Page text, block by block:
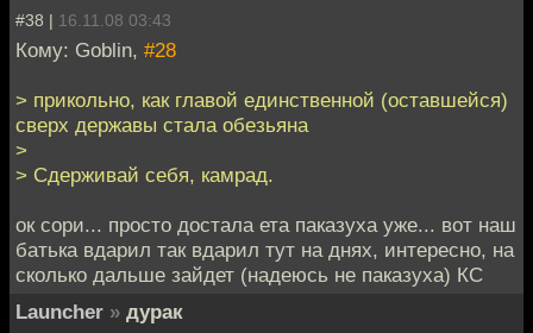
#38 | 16.11.08 03:43
Кому: Goblin, #28
> прикольно, как главой единственной (оставшейся)
сверх державы стала обезьяна
>
> Сдерживай себя, камрад.
ок сори... просто достала ета паказуха уже... вот наш
батька вдарил так вдарил тут на днях, интересно, на
сколько дальше зайдет (надеюсь не паказуха) КС
Launcher » дурак